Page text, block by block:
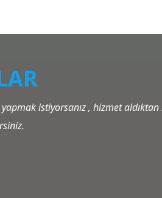
istiyorsanız , hizmet